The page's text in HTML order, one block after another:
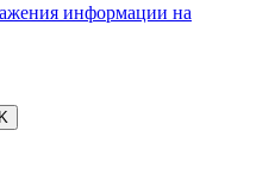
информации на